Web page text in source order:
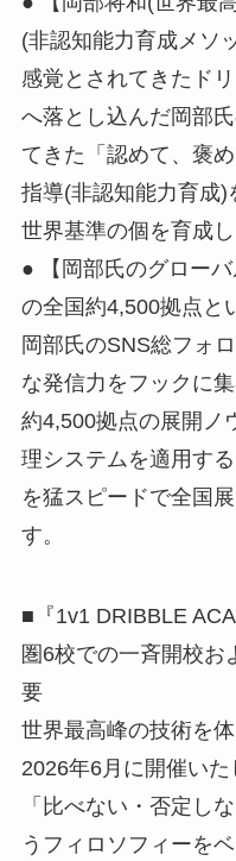
(非認知能力育成メソ
感覚とされてきたド
へ落とし込んだ岡部
てきた「認めて、褒
指導(非認知能力育成)
世界基準の個を育成し
● 【岡部氏のグロー
の全国約4,500拠点と
岡部氏のSNS総フォ
な発信力をフックに
約4,500拠点の展開ノ
理システムを適用す
を猛スピードで全国
す。
■『1v1 DRIBBLE
圏6校での一斉開校お
要
世界最高峰の技術を
2026年6月に開催い
「比べない・否定し
うフィロソフィーを